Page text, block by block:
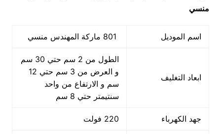
منسي
اسم الموديل
ابعاد التغليف
الطول من 2 سم حتي 30 سم
و العرض من 3 سم حتي 12
سم و الارتفاع من واحد
سنتيمتر حتي 8 سم
جهد الكهرباء 220 فولت